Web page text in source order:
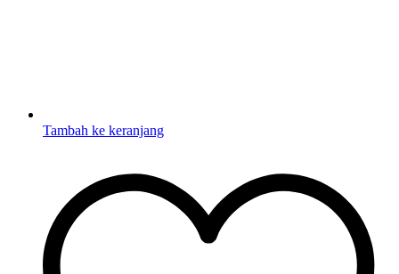
Tambah ke keranjang